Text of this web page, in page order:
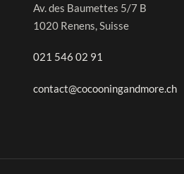
Av. des Baumettes 5/7 B
1020 Renens, Suisse
021 546 02 91
contact@cocooningandmore.ch